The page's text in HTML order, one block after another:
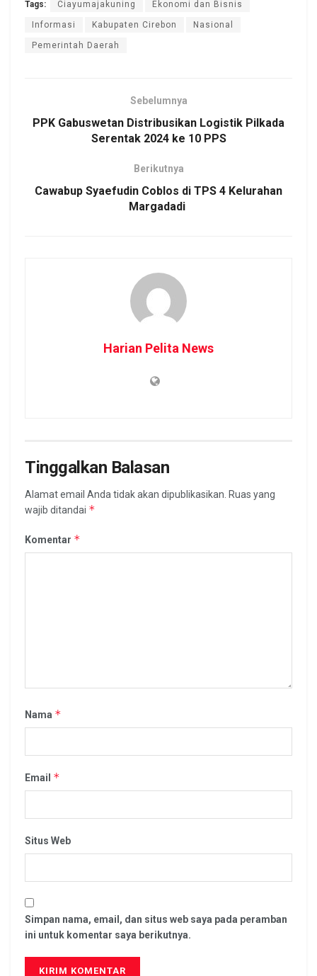
Tags: Ciayumajakuning Ekonomi dan Bisnis
Informasi Kabupaten Cirebon Nasional
Pemerintah Daerah
Sebelumnya
PPK Gabuswetan Distribusikan Logistik Pilkada
Serentak 2024 ke 10 PPS
Berikutnya
Cawabup Syaefudin Coblos di TPS 4 Kelurahan
Margadadi
Harian Pelita News
Tinggalkan Balasan
Alamat email Anda tidak akan dipublikasikan. Ruas yang
wajib ditandai *
Komentar *
Nama *
Email *
Situs Web
Simpan nama, email, dan situs web saya pada peramban
ini untuk komentar saya berikutnya.